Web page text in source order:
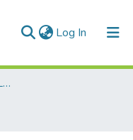
Log In (current)
TRABALHOS DE CONCLUSÃO DE CURSO - CEGESP (CURSO DE ESPECIALIZAÇÃO EM GERENCIAMENTO EM SEGURANÇA PÚBLICA)